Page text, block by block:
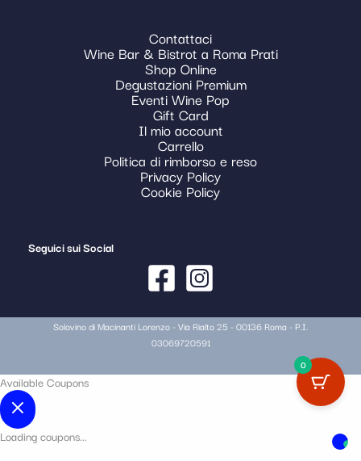
Contattaci
Wine Bar & Bistrot a Roma Prati
Shop Online
Degustazioni Premium
Eventi Wine Pop
Gift Card
Il mio account
Carrello
Politica di rimborso e reso
Privacy Policy
Cookie Policy
Seguici sui Social
Solovino di Macinanti Lorenzo - Via Rialto 25 - 00136 Roma - P.I.
03069720591
0
Available Coupons
Loading coupons...